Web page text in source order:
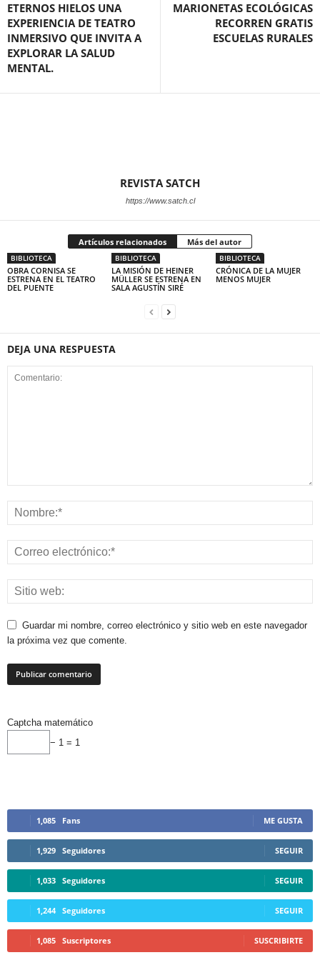
ETERNOS HIELOS UNA
EXPERIENCIA DE TEATRO
INMERSIVO QUE INVITA A
EXPLORAR LA SALUD
MENTAL.
MARIONETAS ECOLÓGICAS
RECORREN GRATIS
ESCUELAS RURALES
REVISTA SATCH
https://www.satch.cl
Artículos relacionados Más del autor
BIBLIOTECA
OBRA CORNISA SE
ESTRENA EN EL TEATRO
DEL PUENTE
BIBLIOTECA
LA MISIÓN DE HEINER
MÜLLER SE ESTRENA EN
SALA AGUSTÍN SIRÉ
BIBLIOTECA
CRÓNICA DE LA MUJER
MENOS MUJER
DEJA UNA RESPUESTA
Guardar mi nombre, correo electrónico y sitio web en este navegador
la próxima vez que comente.
Captcha matemático
− 1 = 1
1,085 Fans ME GUSTA
1,929 Seguidores SEGUIR
1,033 Seguidores SEGUIR
1,244 Seguidores SEGUIR
1,085 Suscriptores SUSCRIBIRTE